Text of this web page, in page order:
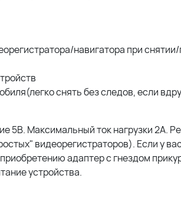
навигатора при снятии/
снять без следов, если
5В. Максимальный ток нагрузки 2А.
видеорегистраторов). Если у
адаптер с гнездом
устройства.